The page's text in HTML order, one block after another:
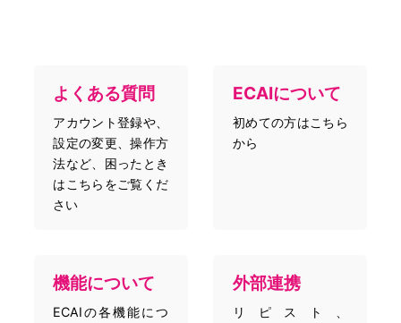
よくある質問
アカウント登録や、
設定の変更、操作方
法など、困ったとき
はこちらをご覧くだ
さい
ECAIについて
初めての方はこちら
から
機能について
ECAIの各機能につ
外部連携
リピスト、